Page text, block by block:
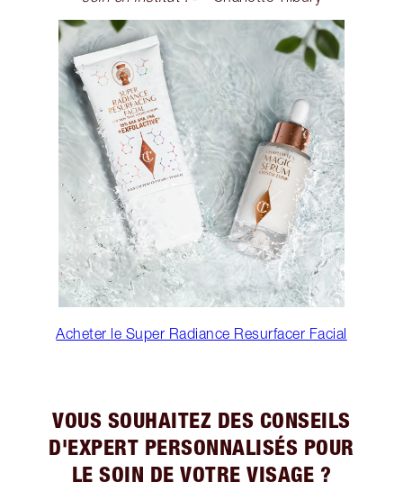
Acheter le Super Radiance Resurfacer Facial
VOUS SOUHAITEZ DES CONSEILS
D'EXPERT PERSONNALISÉS POUR
LE SOIN DE VOTRE VISAGE ?